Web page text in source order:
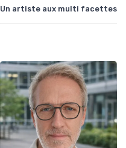
Un artiste aux multi facettes